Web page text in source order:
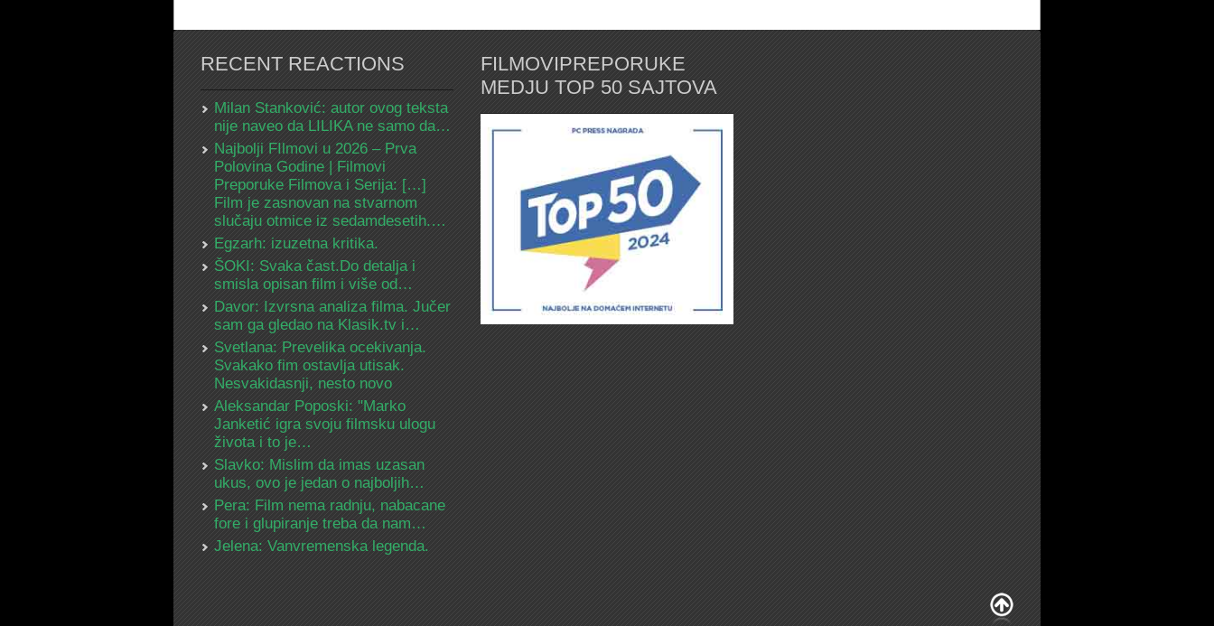
RECENT REACTIONS
Milan Stanković: autor ovog teksta
nije naveo da LILIKA ne samo da…
Najbolji FIlmovi u 2026 – Prva
Polovina Godine | Filmovi
Preporuke Filmova i Serija: […]
Film je zasnovan na stvarnom
slučaju otmice iz sedamdesetih.…
Egzarh: izuzetna kritika.
ŠOKI: Svaka čast.Do detalja i
smisla opisan film i više od…
Davor: Izvrsna analiza filma. Jučer
sam ga gledao na Klasik.tv i…
Svetlana: Prevelika ocekivanja.
Svakako fim ostavlja utisak.
Nesvakidasnji, nesto novo
Aleksandar Poposki: "Marko
Janketić igra svoju filmsku ulogu
života i to je…
Slavko: Mislim da imas uzasan
ukus, ovo je jedan o najboljih…
Pera: Film nema radnju, nabacane
fore i glupiranje treba da nam…
Jelena: Vanvremenska legenda.
FILMOVIPREPORUKE
MEDJU TOP 50 SAJTOVA